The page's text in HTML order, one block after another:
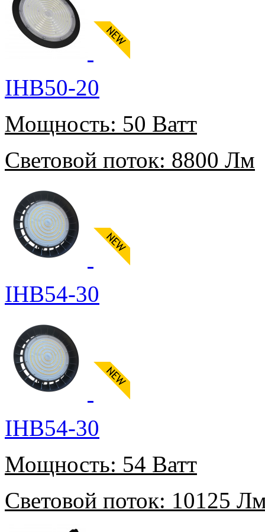
IHB50-20
Мощность: 50 Ватт
Световой поток: 8800 Лм
IHB54-30
IHB54-30
Мощность: 54 Ватт
Световой поток: 10125